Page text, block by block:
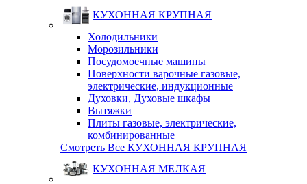
КУХОННАЯ КРУПНАЯ
Холодильники
Морозильники
Посудомоечные машины
Поверхности варочные газовые,
электрические, индукционные
Духовки, Духовые шкафы
Вытяжки
Плиты газовые, электрические,
комбинированные
Смотреть Все КУХОННАЯ КРУПНАЯ
КУХОННАЯ МЕЛКАЯ